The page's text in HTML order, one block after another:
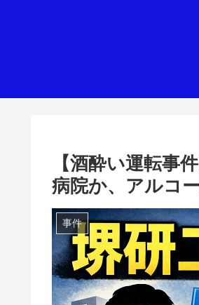
【酒酔い運転事
病院か、アルコ
事件